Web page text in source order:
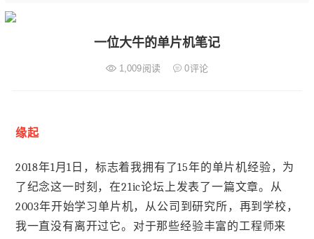
一位大牛的单片机笔记
1,009阅读 0评论
缘起
2018年1月1日，标志着我拥有了15年的单片机经验，为
了纪念这一时刻，在21ic论坛上发表了一篇文章。从
2003年开始学习单片机，从公司到研究所，再到学校，
我一直没有离开过它。对于那些经验丰富的工程师来